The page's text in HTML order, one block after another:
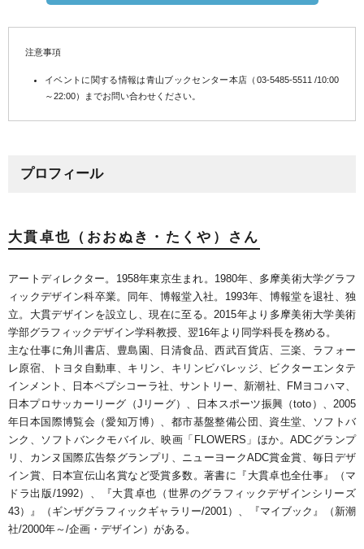
注意事項
イベントに関する情報は青山ブックセンター本店（03-5485-5511 /10:00
～22:00）までお問い合わせください。
プロフィール
大貫卓也（おおぬき・たくや）さん
アートディレクター。1958年東京生まれ。1980年、多摩美術大学グラフ
ィックデザイン科卒業。同年、博報堂入社。1993年、博報堂を退社、独
立。大貫デザインを設立し、現在に至る。2015年より多摩美術大学美術
学部グラフィックデザイン学科教授、翌16年より同学科長を務める。
主な仕事に角川書店、豊島園、日清食品、西武百貨店、三楽、ラフォー
レ原宿、トヨタ自動車、キリン、キリンビバレッジ、ビクターエンタテ
インメント、日本ペプシコーラ社、サントリー、新潮社、FMヨコハマ、
日本プロサッカーリーグ（Jリーグ）、日本スポーツ振興（toto）、2005
年日本国際博覧会（愛知万博）、都市基盤整備公団、資生堂、ソフトバ
ンク、ソフトバンクモバイル、映画「FLOWERS」ほか。ADCグランプ
リ、カンヌ国際広告祭グランプリ、ニューヨークADC賞金賞、毎日デザ
イン賞、日本宣伝山名賞など受賞多数。著書に『大貫卓也全仕事』（マ
ドラ出版/1992）、『大貫卓也（世界のグラフィックデザインシリーズ
43）』（ギンザグラフィックギャラリー/2001）、『マイブック』（新潮
社/2000年～/企画・デザイン）がある。